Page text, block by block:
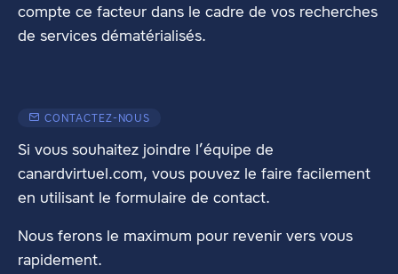
compte ce facteur dans le cadre de vos recherches
de services dématérialisés.
CONTACTEZ-NOUS
Si vous souhaitez joindre l’équipe de
canardvirtuel.com, vous pouvez le faire facilement
en utilisant le formulaire de contact.
Nous ferons le maximum pour revenir vers vous
rapidement.